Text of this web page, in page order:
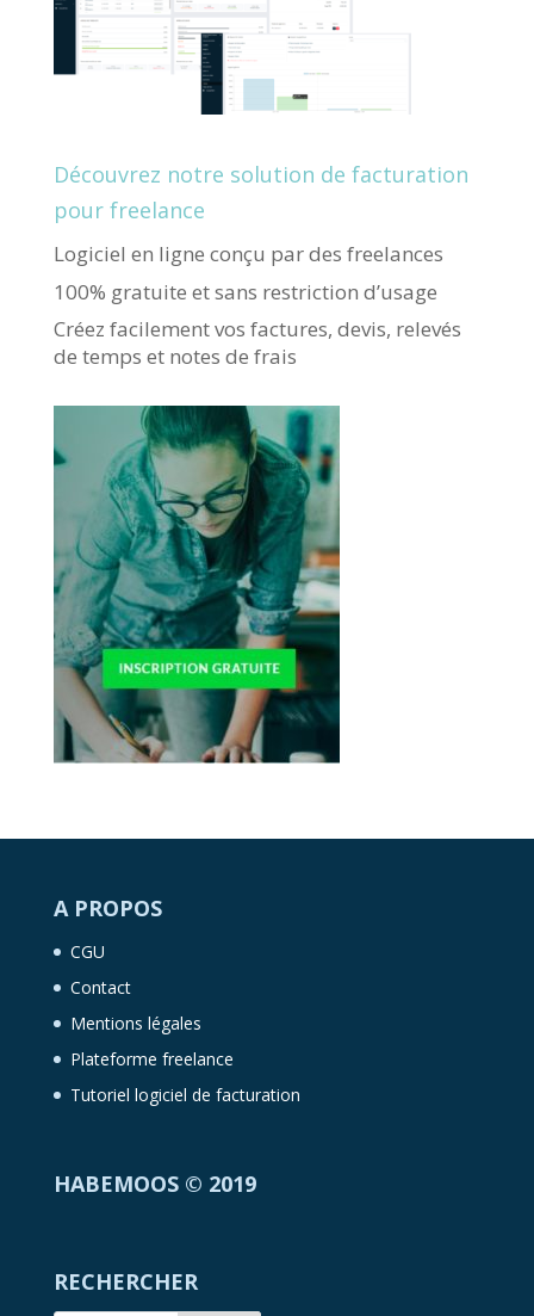
Découvrez notre solution de facturation
pour freelance
Logiciel en ligne conçu par des freelances
100% gratuite et sans restriction d’usage
Créez facilement vos factures, devis, relevés
de temps et notes de frais
A PROPOS
CGU
Contact
Mentions légales
Plateforme freelance
Tutoriel logiciel de facturation
HABEMOOS © 2019
RECHERCHER